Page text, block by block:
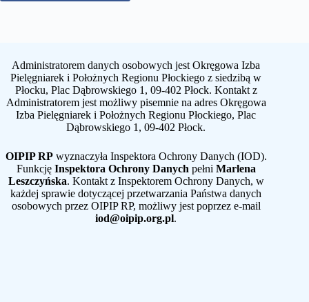
Administratorem danych osobowych jest Okręgowa Izba
Pielęgniarek i Położnych Regionu Płockiego z siedzibą w
Płocku, Plac Dąbrowskiego 1, 09-402 Płock. Kontakt z
Administratorem jest możliwy pisemnie na adres Okręgowa
Izba Pielęgniarek i Położnych Regionu Płockiego, Plac
Dąbrowskiego 1, 09-402 Płock.
OIPIP RPwyznaczyła Inspektora Ochrony Danych (IOD).
Funkcję Inspektora Ochrony Danychpełni Marlena
Leszczyńska. Kontakt z Inspektorem Ochrony Danych, w
każdej sprawie dotyczącej przetwarzania Państwa danych
osobowych przez OIPIP RP, możliwy jest poprzez e-mail
iod@oipip.org.pl.